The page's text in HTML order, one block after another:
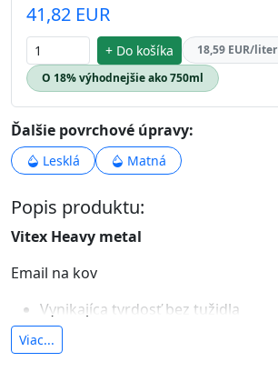
41,82 EUR
+ Do košíka
18,59 EUR/liter
O 18% výhodnejšie ako 750ml
Ďalšie povrchové úpravy:
Lesklá Matná
Popis produktu:
Vitex Heavy metal
Email na kov
Vynikajíca tvrdosť bez tužidla
možné tónovať v celej škále
Viac...